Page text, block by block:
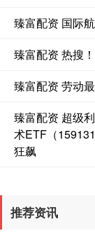
臻富配资 国际
臻富配资 热搜
臻富配资 劳动
臻富配资 超级
术ETF（
狂飙
推荐资讯